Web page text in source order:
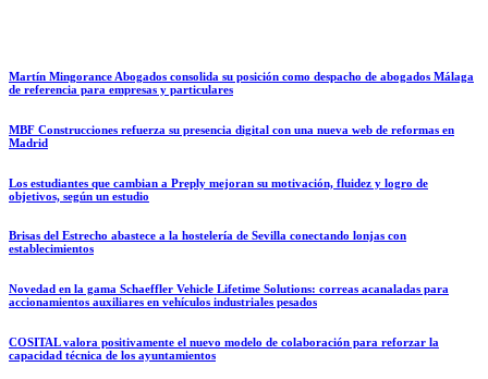
Martín Mingorance Abogados consolida su posición como despacho de abogados Málaga
de referencia para empresas y particulares
MBF Construcciones refuerza su presencia digital con una nueva web de reformas en
Madrid
Los estudiantes que cambian a Preply mejoran su motivación, fluidez y logro de
objetivos, según un estudio
Brisas del Estrecho abastece a la hostelería de Sevilla conectando lonjas con
establecimientos
Novedad en la gama Schaeffler Vehicle Lifetime Solutions: correas acanaladas para
accionamientos auxiliares en vehículos industriales pesados
COSITAL valora positivamente el nuevo modelo de colaboración para reforzar la
capacidad técnica de los ayuntamientos